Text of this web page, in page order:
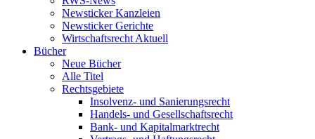
Newsticker Kanzleien
Newsticker Gerichte
Wirtschaftsrecht Aktuell
Bücher
Neue Bücher
Alle Titel
Rechtsgebiete
Insolvenz- und Sanierungsrecht
Handels- und Gesellschaftsrecht
Bank- und Kapitalmarktrecht